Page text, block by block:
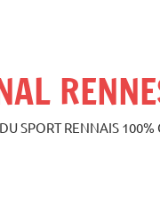
SPORT RENNAIS 100%